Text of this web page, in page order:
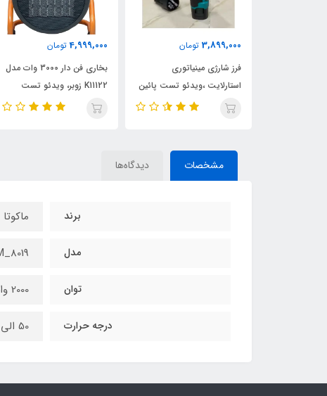
3,899,000 تومان
فرز شارژی مینیاتوری
استارلایت ،ویدئو تست پائین
صفحه
4,999,000 تومان
بخاری فن دار 3000 وات مدل
K11122 زوبر، ویدئو تست
پائین صفحه
مشخصات دیدگاه‌ها
برند ماکوتا
مدل
توان 2000 وات
درجه حرارت 50 الی 600 درجه